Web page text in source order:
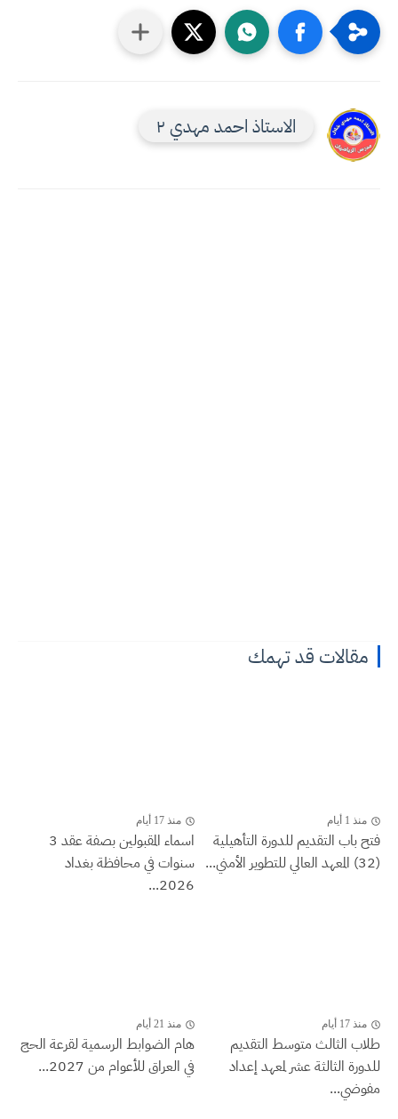
الاستاذ احمد مهدي ٢
مقالات قد تهمك
منذ 1 أيام
فتح باب التقديم للدورة التأهيلية
(32) المعهد العالي للتطوير الأمني...
منذ 17 أيام
اسماء المقبولين بصفة عقد 3
سنوات في محافظة بغداد
2026...
منذ 17 أيام
طلاب الثالث متوسط التقديم
للدورة الثالثة عشر لمعهد إعداد
مفوضي...
منذ 21 أيام
هام الضوابط الرسمية لقرعة الحج
في العراق للأعوام من 2027...